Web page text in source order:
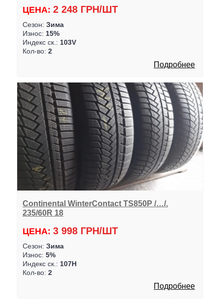
ЦЕНА: 2 248 ГРН/ШТ
Сезон: Зима
Износ: 15%
Индекс ск.: 103V
Кол-во: 2
Подробнее
Continental WinterContact TS850P /…/.
235/60R 18
ЦЕНА: 3 998 ГРН/ШТ
Сезон: Зима
Износ: 5%
Индекс ск.: 107H
Кол-во: 2
Подробнее